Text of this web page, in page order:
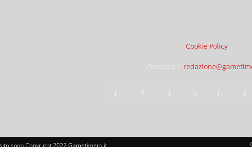
Cookie Policy